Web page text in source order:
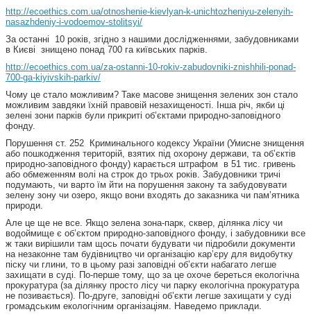
http://ecoethics.com.ua/otnoshenie-kievlyan-k-unichtozheniyu-zelenyih-
nasazhdeniy-i-vodoemov-stolitsyi/
За останні 10 років, згідно з нашими дослідженнями, забудовниками
в Києві знищено понад 700 га київських парків.
http://ecoethics.com.ua/za-ostanni-10-rokiv-zabudovniki-znishhili-ponad-
700-ga-kiyivskih-parkiv/
Чому це стало можливим? Таке масове знищення зелених зон стало
можливим завдяки їхній правовій незахищеності. Інша річ, якби ці
зелені зони парків були прикриті об’єктами природно-заповідного
фонду.
Порушення ст. 252 Криминального кодексу України (Умисне знищення
або пошкодження територій, взятих під охорону держави, та об’єктів
природно-заповідного фонду) карається штрафом в 51 тис. гривень
або обмеженням волі на строк до трьох років. Забудовники тричі
подумають, чи варто їм йти на порушення закону та забудовувати
зелену зону чи озеро, якщо вони входять до заказника чи пам’ятника
природи.
Але це ще не все. Якщо зелена зона-парк, сквер, ділянка лісу чи
водоймище є об’єктом природно-заповідного фонду, і забудовники все
ж таки вирішили там щось почати будувати чи підробили документи
на незаконне там будівництво чи організацію кар’єру для видобутку
піску чи глини, то в цьому разі заповідні об’єкти набагато легше
захищати в суді. По-перше тому, що за це охоче береться екологічна
прокуратура (за ділянку просто лісу чи парку екологічна прокуратура
не позивається). По-друге, заповідні об’єкти легше захищати у суді
громадським екологічним організаціям. Наведемо приклади.